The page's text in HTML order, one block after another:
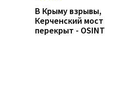
В Крыму взрывы,
Керченский мост
перекрыт - OSINT